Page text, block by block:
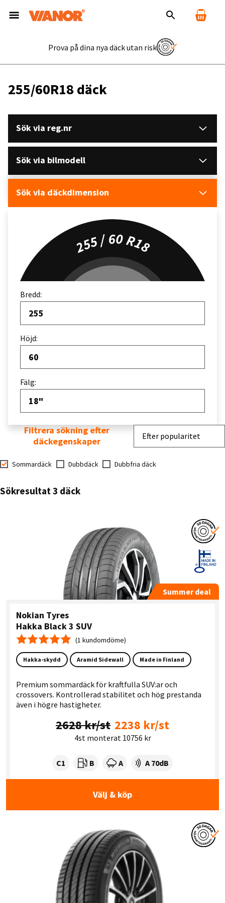
Prova på dina nya däck utan risk
255/60R18 däck
Sök via reg.nr
Sök via bilmodell
Sök via däckdimension
255 / 60 R18
Bredd:
255
Höjd:
60
Fälg:
18"
Sommardäck Dubbdäck Dubbfria däck
Sortera efter
Efter popularitet
Sökresultat 3 däck
Filtrera sökning efter
däckegenskaper
Summer deal
Nokian Tyres
Hakka Black 3 SUV
Medelbetyg 5.0 (1 kundomdöme)
Hakka-skydd Aramid Sidewall Made in Finland
Premium sommardäck för kraftfulla SUV:ar och
crossovers. Kontrollerad stabilitet och hög prestanda
även i högre hastigheter.
2628 kr/st 2238 kr/st
4st monterat 10756 kr
Tyre class:
C1 Rullmotstånd:
B Våtgrepp:
A Ljudnivå dB:
A 70dB
Välj & köp